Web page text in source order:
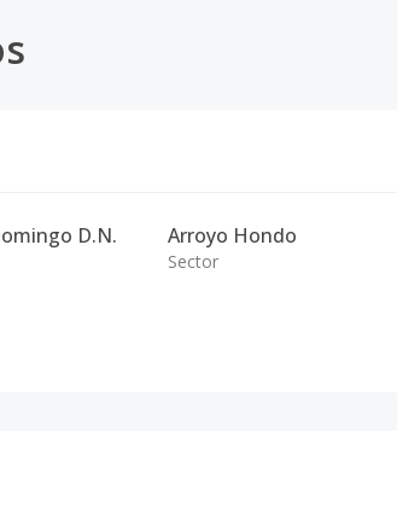
D.N. Arroyo Hondo
Sector